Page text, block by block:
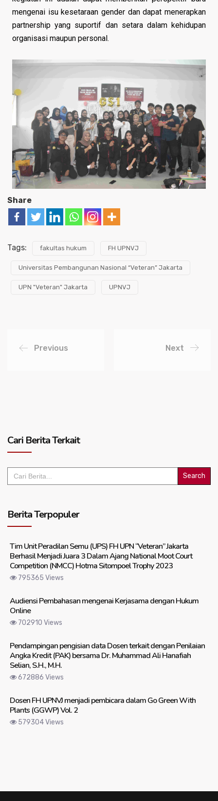
mengenai isu kesetaraan gender dan dapat menerapkan
partnership yang suportif dan setara dalam kehidupan
organisasi maupun personal.
Share
Tags: fakultas hukum FH UPNVJ
Universitas Pembangunan Nasional “Veteran” Jakarta
UPN "Veteran" Jakarta UPNVJ
Previous Next
Cari Berita Terkait
Search
for:
Berita Terpopuler
Tim Unit Peradilan Semu (UPS) FH UPN “Veteran” Jakarta
Berhasil Menjadi Juara 3 Dalam Ajang National Moot Court
Competition (NMCC) Hotma Sitompoel Trophy 2023
795365 Views
Audiensi Pembahasan mengenai Kerjasama dengan Hukum
Online
702910 Views
Pendampingan pengisian data Dosen terkait dengan Penilaian
Angka Kredit (PAK) bersama Dr. Muhammad Ali Hanafiah
Selian, S.H., M.H.
672886 Views
Dosen FH UPNVJ menjadi pembicara dalam Go Green With
Plants (GGWP) Vol. 2
579304 Views